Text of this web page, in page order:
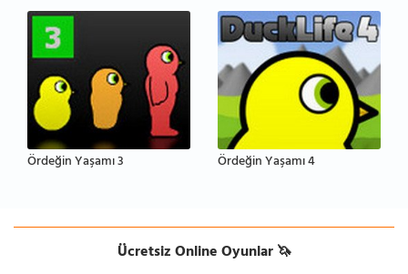
Ördeğin Yaşamı 3 Ördeğin Yaşamı 4
Ücretsiz Online Oyunlar 🦄